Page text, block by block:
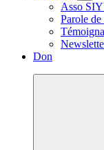
Asso
Parole
Don